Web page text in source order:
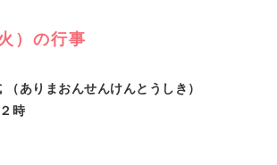
）の行事
ありまおんせんけんとうしき）
時